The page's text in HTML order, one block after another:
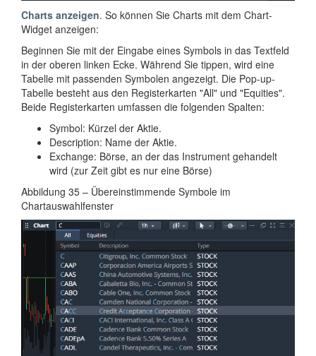
Charts anzeigen. So können Sie Charts mit dem Chart-
Widget anzeigen:
Beginnen Sie mit der Eingabe eines Symbols in das Textfeld
in der oberen linken Ecke. Während Sie tippen, wird eine
Tabelle mit passenden Symbolen angezeigt. Die Pop-up-
Tabelle besteht aus den Registerkarten "All" und "Equities".
Beide Registerkarten umfassen die folgenden Spalten:
Symbol: Kürzel der Aktie.
Description: Name der Aktie.
Exchange: Börse, an der das Instrument gehandelt
wird (zur Zeit gibt es nur eine Börse)
Abbildung 35 – Übereinstimmende Symbole im
Chartauswahlfenster